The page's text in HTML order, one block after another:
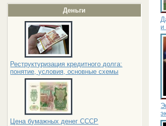
Деньги
Реструктуризация кредитного долга:
понятие, условия, основные схемы
Цена бумажных денег СССР
и